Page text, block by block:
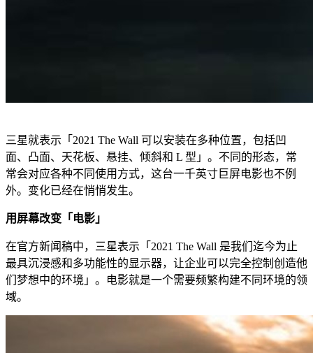
三星就表示「2021 The Wall 可以安装在多种位置，包括凹
面、凸面、天花板、悬挂、倾斜和 L 型」。不同的形态，常
常会对应各种不同使用方式，这台一千英寸巨屏电影也不例
外。变化已经在悄悄发生。
用屏幕改变「电影」
在官方新闻稿中，三星表示「2021 The Wall 是我们迄今为止
最具沉浸感和多功能性的显示器，让企业可以完全控制创造他
们梦想中的环境」。电影就是一个需要频繁构建不同环境的领
域。